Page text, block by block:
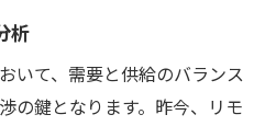
の作成
の価格交渉のポイント
動産売却価格交渉に必要
析
いて、需要と供給のバランス
の鍵となります。昨今、リモ